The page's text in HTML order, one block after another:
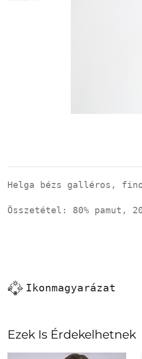
Helga bézs galléros,
Összetétel: 80% pamut,
Ikonmagyarázat
Ezek Is Érdekelhetnek